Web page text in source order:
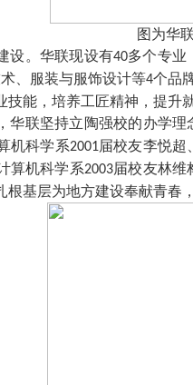
图为华
设。华联现设有40多个专业
、服装与服饰设计等4个品
技能，培养工匠精神，提升
华联坚持立陶强校的办学
机科学系2001届校友李悦超
算机科学系2003届校友林维
根基层为地方建设奉献青春